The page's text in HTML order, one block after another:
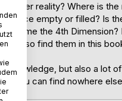
matter reality? Where is
space empty or filled? Is
Is time the 4th
also find them in this
knowledge, but also a lot
you can find nowhere